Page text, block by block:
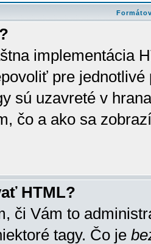
implementácia
pre
sú uzavreté v
čo a ako sa
HTML?
či Vám to
tagy. Čo je